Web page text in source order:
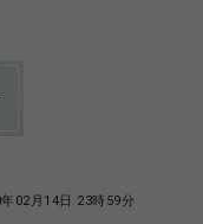
02月14日 23時59分